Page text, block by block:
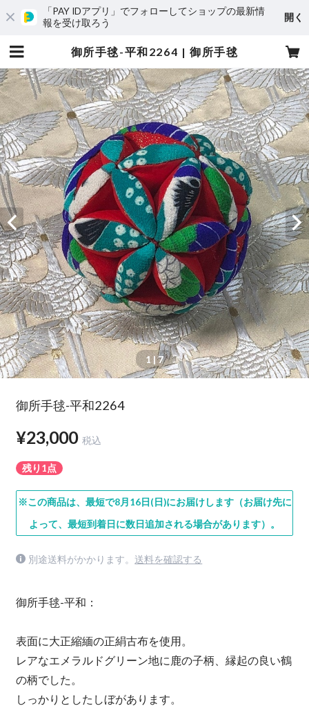
「PAY IDアプリ」でフォローしてショップの最新情
報を受け取ろう
開く
御所手毬-平和2264 | 御所手毬
1| 7
御所手毬-平和2264
¥23,000 税込
残り1点
※この商品は、最短で8月16日(日)にお届けします（お届け先に
よって、最短到着日に数日追加される場合があります）。
別途送料がかかります。 送料を確認する
御所手毬-平和：
表面に大正縮緬の正絹古布を使用。
レアなエメラルドグリーン地に鹿の子柄、縁起の良い鶴
の柄でした。
しっかりとしたしぼがあります。